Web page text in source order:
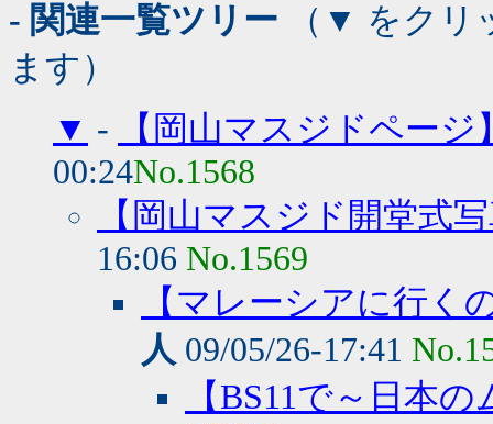
- 関連一覧ツリー （▼ をクリ
ます）
▼ -
【岡山マスジドページ
00:24No.1568
【岡山マスジド開堂式
16:06 No.1569
【マレーシアに行く
人 09/05/26-17:41
【BS11で～日本